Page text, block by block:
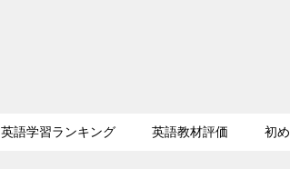
英語学習ランキング 英語教材評価 初